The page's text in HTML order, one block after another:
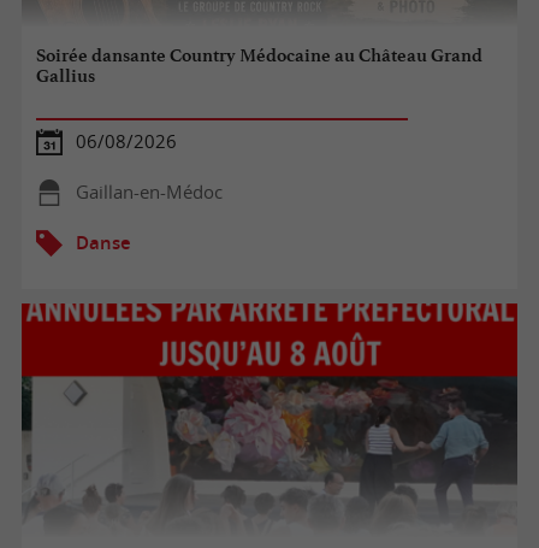
Soirée dansante Country Médocaine au Château Grand
Gallius
06/08/2026
Gaillan-en-Médoc
Danse